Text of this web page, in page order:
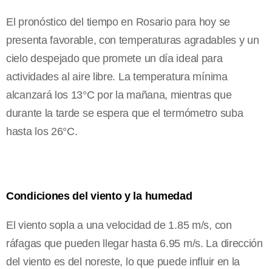
El pronóstico del tiempo en Rosario para hoy se
presenta favorable, con temperaturas agradables y un
cielo despejado que promete un día ideal para
actividades al aire libre. La temperatura mínima
alcanzará los 13°C por la mañana, mientras que
durante la tarde se espera que el termómetro suba
hasta los 26°C.
Condiciones del viento y la humedad
El viento sopla a una velocidad de 1.85 m/s, con
ráfagas que pueden llegar hasta 6.95 m/s. La dirección
del viento es del noreste, lo que puede influir en la